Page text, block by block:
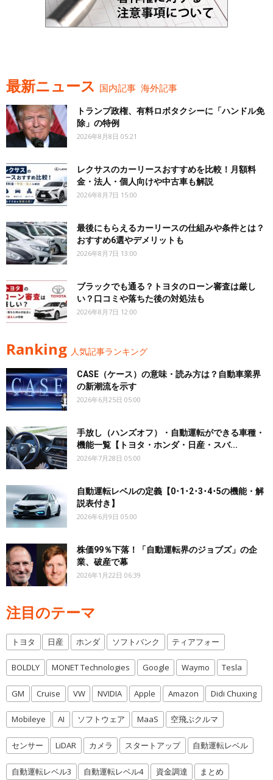
最新ニュース 国内記事 海外記事
トランプ政権、有料ロボタクシーに「ハンドル免
除」の特例
2026年8月8日 05:21
レクサスのカーリースおすすめを比較！月額料
金・法人・個人向けや中古車も解説
2026年8月7日 15:00
最後にもらえるカーリースの仕組みや条件とは？
おすすめ6選やデメリットも
2026年8月7日 13:00
ブラックでも通る？トヨタのローン審査は厳し
い？口コミや落ちた後の対処法も
2026年8月7日 12:00
Ranking 人気記事ランキング
CASE（ケース）の意味・読み方は？自動車業界
の新潮流を示す
2026年6月25日 05:00
手放し（ハンズオフ）・自動運転ができる車種・
機能一覧【トヨタ・ホンダ・日産・スバ...
2026年7月28日 05:00
自動運転レベルの定義【0･1･2･3･4･5の機能・解
説表付き】
2026年6月9日 05:00
株価99％下落！「自動運転界のジョブズ」の企
業、破産で幕
2026年1月22日 06:39
注目のテーマ
トヨタ 日産 ホンダ ソフトバンク ティアフォー
BOLDLY MONET Technologies Google Waymo Tesla
GM Cruise VW NVIDIA Apple Amazon Didi Chuxing
Mobileye AI ソフトウェア MaaS 空飛ぶクルマ
センサー LiDAR カメラ スタートアップ 自動運転レベル
自動運転レベル3 自動運転レベル4 資金調達 まとめ